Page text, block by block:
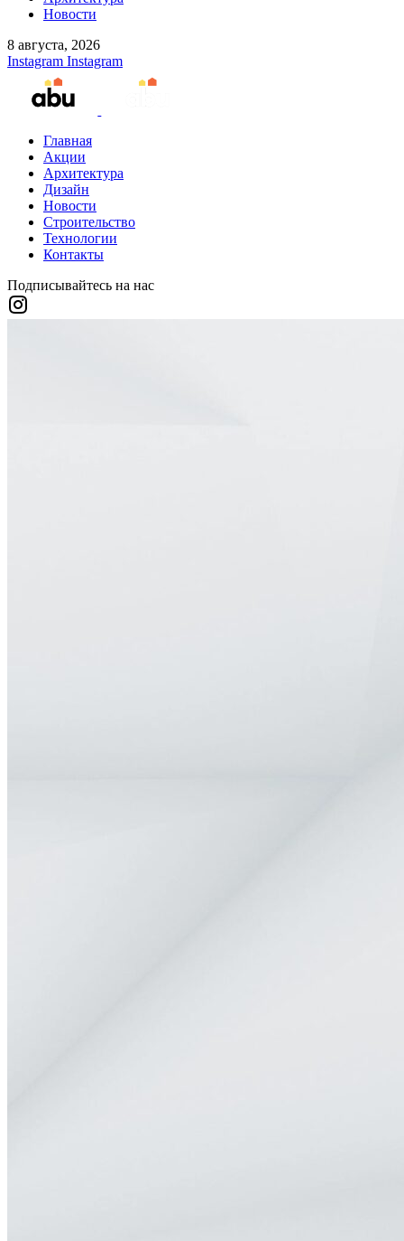
Новости
8 августа, 2026
Instagram Instagram
Главная
Акции
Архитектура
Дизайн
Новости
Строительство
Технологии
Контакты
Подписывайтесь на нас